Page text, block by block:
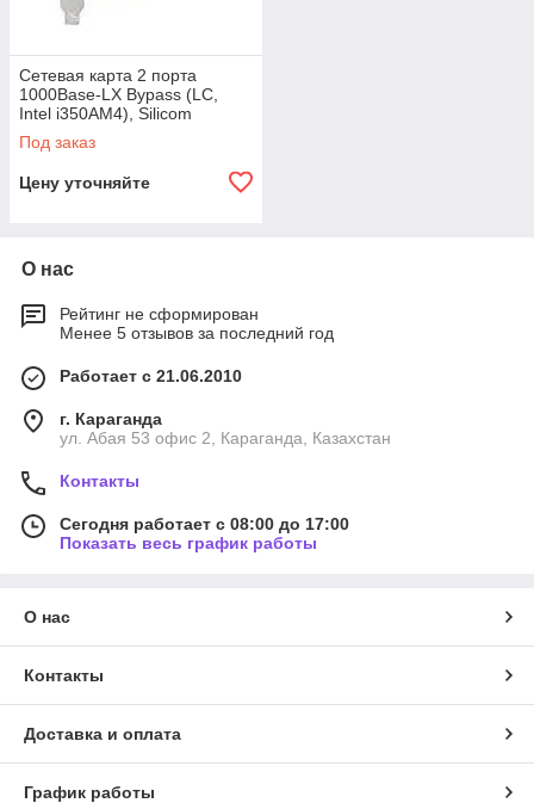
Сетевая карта 2 порта
1000Base-LX Bypass (LC,
Intel i350AM4), Silicom
PE2G2BPFi35-LX-SD
Под заказ
Цену уточняйте
О нас
Рейтинг не сформирован
Менее 5 отзывов за последний год
Работает с 21.06.2010
г. Караганда
ул. Абая 53 офис 2, Караганда, Казахстан
Контакты
Сегодня работает с 08:00 до 17:00
Показать весь график работы
О нас
Контакты
Доставка и оплата
График работы